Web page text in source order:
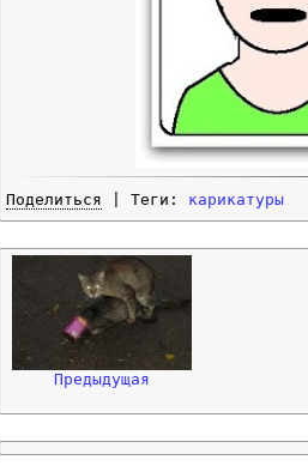
Поделиться | Теги: карикатуры
Предыдущая